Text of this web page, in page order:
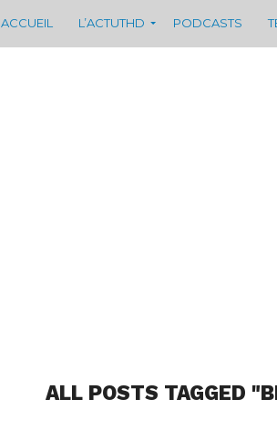
ACCUEIL L’ACTUTHD PODCASTS
ALL POSTS TAGGED